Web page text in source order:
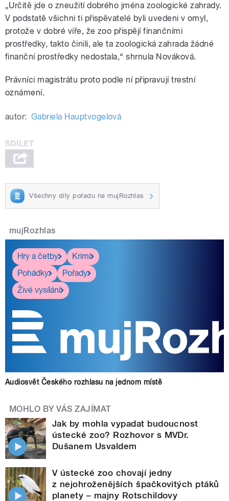
„Určitě jde o zneužití dobrého jména zoologické zahrady.
V podstatě všichni ti přispěvatelé byli uvedeni v omyl,
protože v dobré víře, že zoo přispějí finančními
prostředky, takto činili, ale ta zoologická zahrada žádné
finanční prostředky nedostala,“ shrnula Nováková.
Právníci magistrátu proto podle ní připravují trestní
oznámení.
autor: Gabriela Hauptvogelová
Všechny díly pořadu na mujRozhlas
mujRozhlas
Hry a četby
Krimi
Pohádky
Pořady
Živé vysílání
Audiosvět Českého rozhlasu na jednom místě
MOHLO BY VÁS ZAJÍMAT
Jak by mohla vypadat budoucnost
ústecké zoo? Rozhovor s MVDr.
Dušanem Usvaldem
V ústecké zoo chovají jedny
z nejohroženějších špačkovitých ptáků
planety – majny Rotschildovy